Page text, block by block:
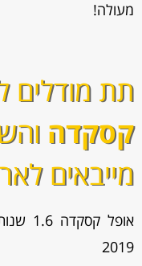
מעולה!
תת מודלים
קסקדה
מייבאים
2019